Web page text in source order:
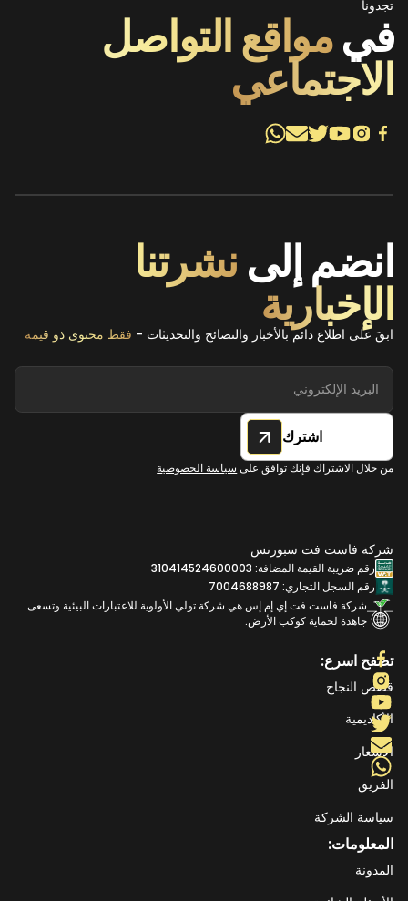
تجدونا
فيمواقع التواصل
الاجتماعي
انضم إلىنشرتنا
الإخبارية
ابقَ على اطلاع دائم بالأخبار والنصائح والتحديثات - فقط محتوى ذو قيمة
اشترك
من خلال الاشتراك فإنك توافق على سياسة الخصوصية
شركة فاست فت سبورتس
رقم ضريبة القيمة المضافة: 310414524600003
رقم السجل التجاري: 7004688987
شركة فاست فت إي إم إس هي شركة تولي الأولوية للاعتبارات البيئية وتسعى
جاهدة لحماية كوكب الأرض.
تصفح اسرع:
قصص النجاح
الأكاديمية
الاسعار
الفريق
سياسة الشركة
المعلومات:
المدونة